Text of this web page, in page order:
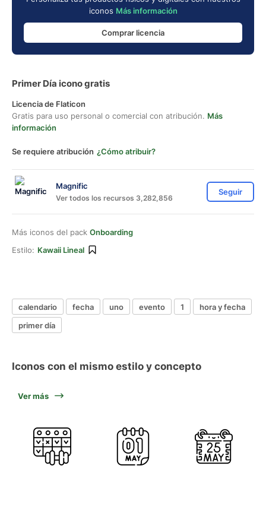
iconos Más información
Comprar licencia
Primer Día icono gratis
Licencia de Flaticon
Gratis para uso personal o comercial con atribución. Más
información
Se requiere atribución ¿Cómo atribuir?
Magnific
Ver todos los recursos 3,282,856
Seguir
Más iconos del pack Onboarding
Estilo: Kawaii Lineal
calendario fecha uno evento 1
hora y fecha
primer día
Iconos con el mismo estilo y concepto
Ver más